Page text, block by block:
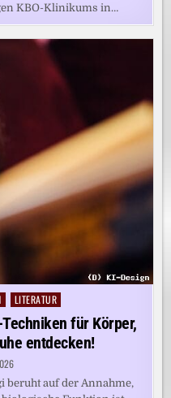
KBO-Klinikums in…
LITERATUR
für Körper,
entdecken!
beruht auf der Annahme,